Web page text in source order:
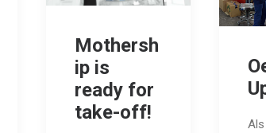
Mothersh
ip is
ready for
take-off!